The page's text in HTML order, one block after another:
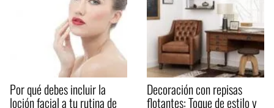
Por qué debes incluir la
loción facial a tu rutina de
Decoración con repisas
flotantes: Toque de estilo y